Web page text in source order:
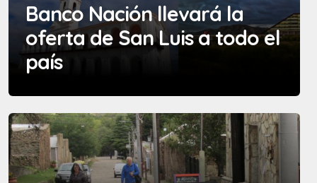
Banco Nación llevará la
oferta de San Luis a todo el
país